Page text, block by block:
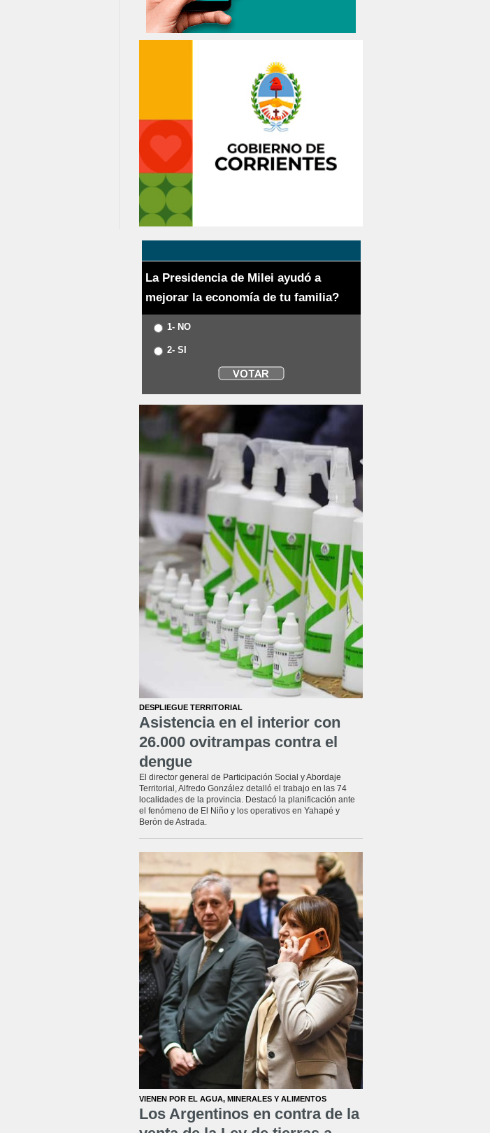
La Presidencia de Milei ayudó a
mejorar la economía de tu familia?
1- NO
2- SI
DESPLIEGUE TERRITORIAL
Asistencia en el interior con
26.000 ovitrampas contra el
dengue
El director general de Participación Social y Abordaje
Territorial, Alfredo González detalló el trabajo en las 74
localidades de la provincia. Destacó la planificación ante
el fenómeno de El Niño y los operativos en Yahapé y
Berón de Astrada.
VIENEN POR EL AGUA, MINERALES Y ALIMENTOS
Los Argentinos en contra de la